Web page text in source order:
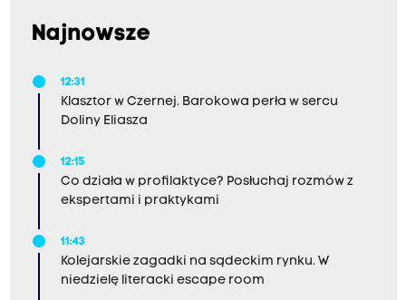
Najnowsze
12:31
Klasztor w Czernej. Barokowa perła w sercu
Doliny Eliasza
12:15
Co działa w profilaktyce? Posłuchaj rozmów z
ekspertami i praktykami
11:43
Kolejarskie zagadki na sądeckim rynku. W
niedzielę literacki escape room